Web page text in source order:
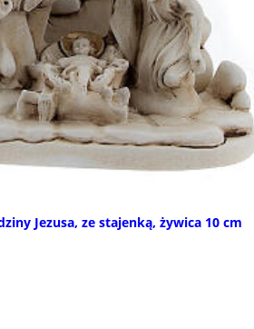
Jezusa, ze stajenką, żywica 10 cm